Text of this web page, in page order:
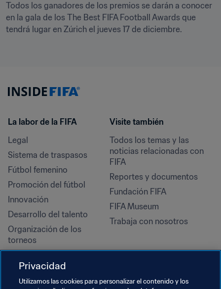
Todos los ganadores de los premios se darán a conocer
en la gala de los The Best FIFA Football Awards que
tendrá lugar en Zúrich el jueves 17 de diciembre.
La labor de la FIFA
Legal
Sistema de traspasos
Fútbol femenino
Promoción del fútbol
Innovación
Desarrollo del talento
Organización de los
torneos
Derechos humanos y lucha
contra la discriminación
Visite también
Todos los temas y las
noticias relacionadas con
FIFA
Reportes y documentos
Fundación FIFA
FIFA Museum
Trabaja con nosotros
Privacidad
Utilizamos las cookies para personalizar el contenido y los